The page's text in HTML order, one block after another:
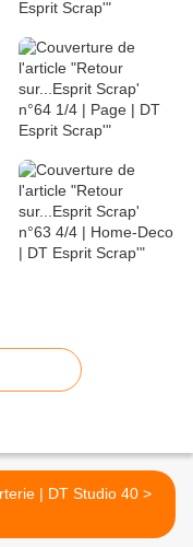
Carterie | DT Studio 40 >